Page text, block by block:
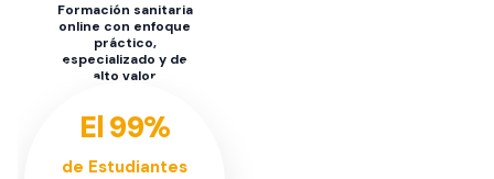
Formación sanitaria
online con enfoque
práctico,
especializado y de
alto valor
El 99%
de Estudiantes